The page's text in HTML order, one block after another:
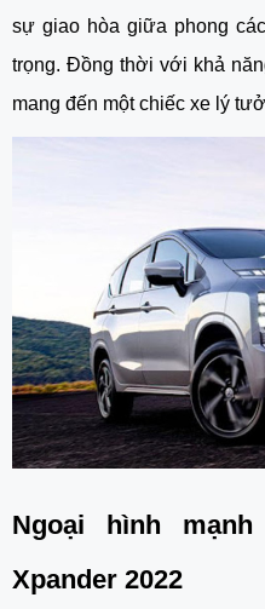
sự giao hòa giữa phong
trọng. Đồng thời với khả
mang đến một chiếc xe lý
Ngoại hình
Xpander 2022